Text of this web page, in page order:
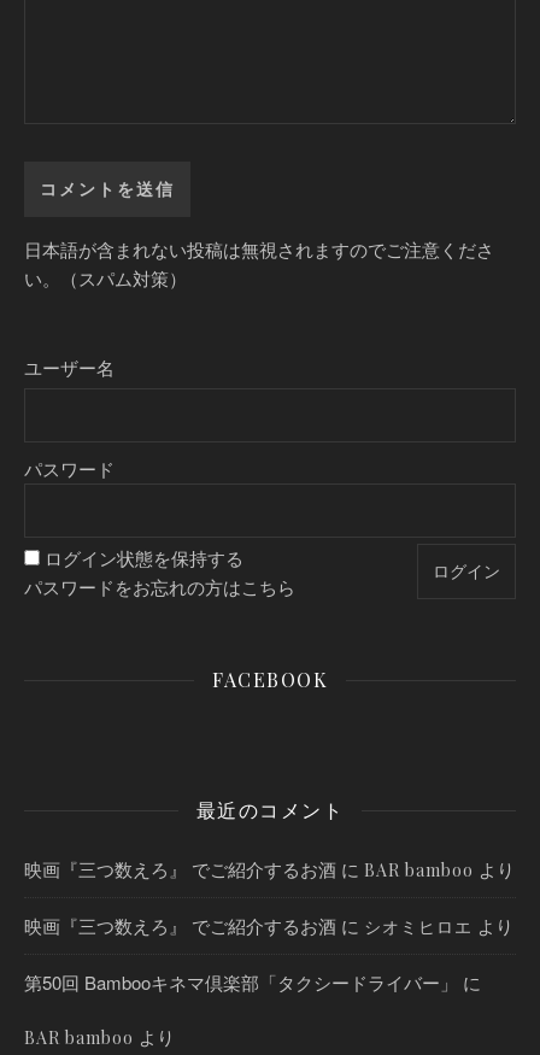
日本語が含まれない投稿は無視されますのでご注意くださ
い。（スパム対策）
ユーザー名
パスワード
ログイン状態を保持する
パスワードをお忘れの方はこちら
FACEBOOK
最近のコメント
映画『三つ数えろ』 でご紹介するお酒 に BAR bamboo より
映画『三つ数えろ』 でご紹介するお酒 に シオミヒロエ より
第50回 Bambooキネマ倶楽部「タクシードライバー」 に
BAR bamboo より